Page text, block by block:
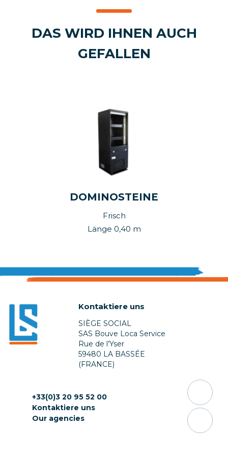
DAS WIRD IHNEN AUCH
GEFALLEN
DOMINOSTEINE
Frisch
Länge 0,40 m
Kontaktiere uns
SIÈGE SOCIAL
SAS Bouve Loca Service
Rue de l’Yser
59480 LA BASSÉE
(FRANCE)
+33(0)3 20 95 52 00
Kontaktiere uns
Our agencies